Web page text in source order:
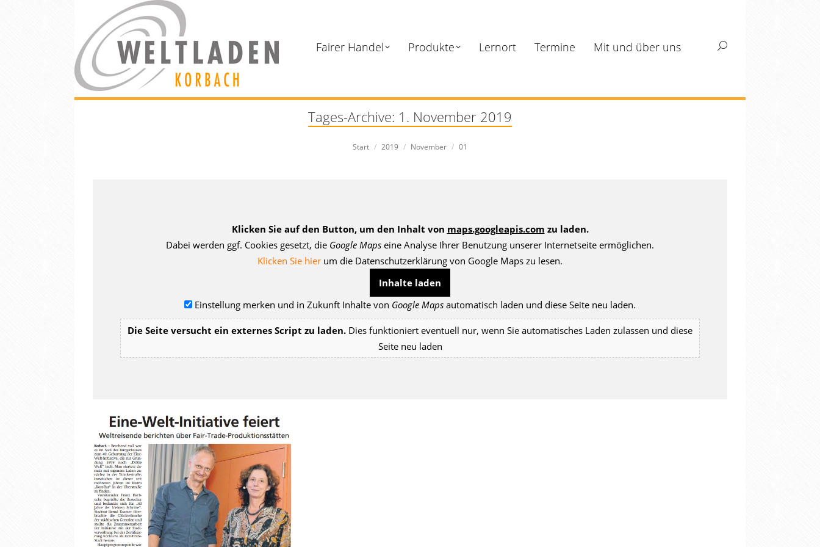
Fairer Handel Produkte Lernort Termine Mit und über uns Search:
Tages-Archive: 1. November 2019
Sie befinden sich hier:
Start 2019 November 01
Klicken Sie auf den Button, um den Inhalt von maps.googleapis.com zu laden.
Dabei werden ggf. Cookies gesetzt, die Google Maps eine Analyse Ihrer Benutzung unserer Internetseite ermöglichen.
Klicken Sie hier um die Datenschutzerklärung von Google Maps zu lesen.
Inhalte laden
Einstellung merken und in Zukunft Inhalte von Google Maps automatisch laden und diese Seite neu laden.
Die Seite versucht ein externes Script zu laden. Dies funktioniert eventuell nur, wenn Sie automatisches Laden zulassen und diese
Seite neu laden